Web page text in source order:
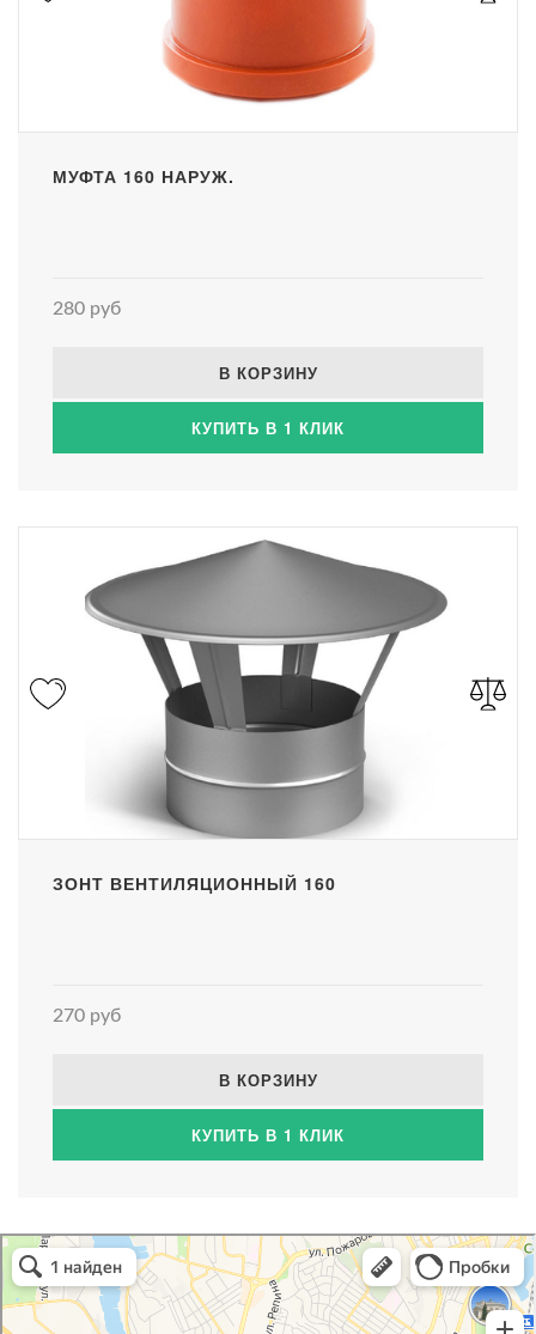
МУФТА 160 НАРУЖ.
280 руб
В КОРЗИНУ
КУПИТЬ В 1 КЛИК
ЗОНТ ВЕНТИЛЯЦИОННЫЙ 160
270 руб
В КОРЗИНУ
КУПИТЬ В 1 КЛИК
Атриум-Крым
Системы водоснабжения, отопления, канализации в Севастополе
Снабжение строительных объектов в Севастополе